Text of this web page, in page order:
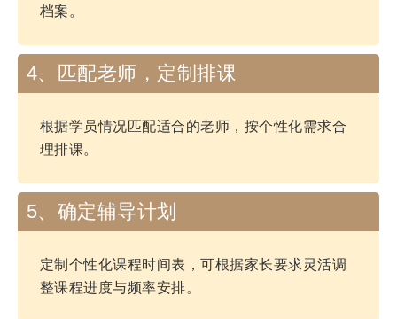
档案。
4、匹配老师，定制排课
根据学员情况匹配适合的老师，按个性化需求合
理排课。
5、确定辅导计划
定制个性化课程时间表，可根据家长要求灵活调
整课程进度与频率安排。